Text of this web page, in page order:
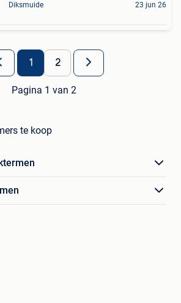
Diksmuide 23 jun 26
1 2
Pagina 1 van 2
te koop